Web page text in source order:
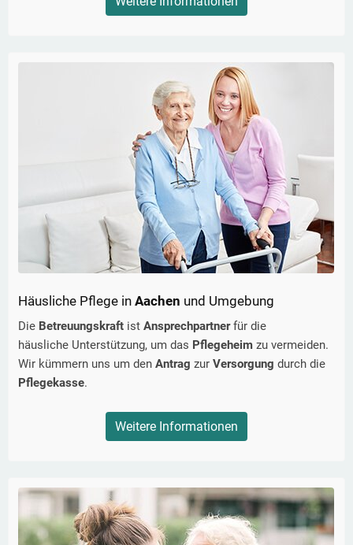
Häusliche Pflege in Aachen und Umgebung
Die Betreuungskraft ist Ansprechpartnerfür die
häusliche Unterstützung, um das Pflegeheim zu vermeiden.
Wir kümmern uns um den Antrag zur Versorgung durch die
Pflegekasse.
Weitere Informationen